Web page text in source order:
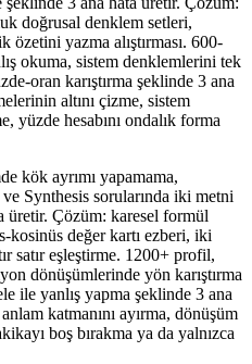
doğrusal denklem setleri,
özetini yazma alıştırması. 600-
okuma, sistem denklemlerini tek
oran karıştırma şeklinde 3 ana
altını çizme, sistem
yüzde hesabını ondalık forma
kök ayrımı yapamama,
ve Synthesis sorularında iki metni
üretir. Çözüm: karesel formül
kosinüs değer kartı ezberi, iki
satır eşleştirme. 1200+ profil,
dönüşümlerinde yön karıştırma
ile yanlış yapma şeklinde 3 ana
katmanını ayırma, dönüşüm
boş bırakma ya da yalnızca